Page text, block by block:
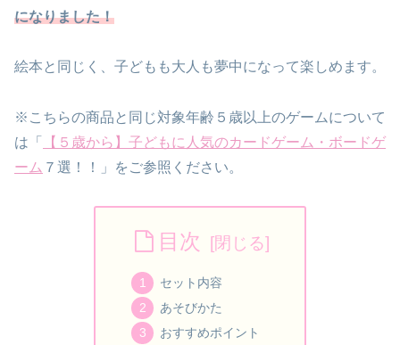
になりました！
絵本と同じく、子どもも大人も夢中になって楽しめます。
※こちらの商品と同じ対象年齢５歳以上のゲームについて
は「
【５歳から】子どもに人気のカードゲーム・ボードゲ
ーム ７選！！」をご参照ください。
目次
セット内容
あそびかた
おすすめポイント